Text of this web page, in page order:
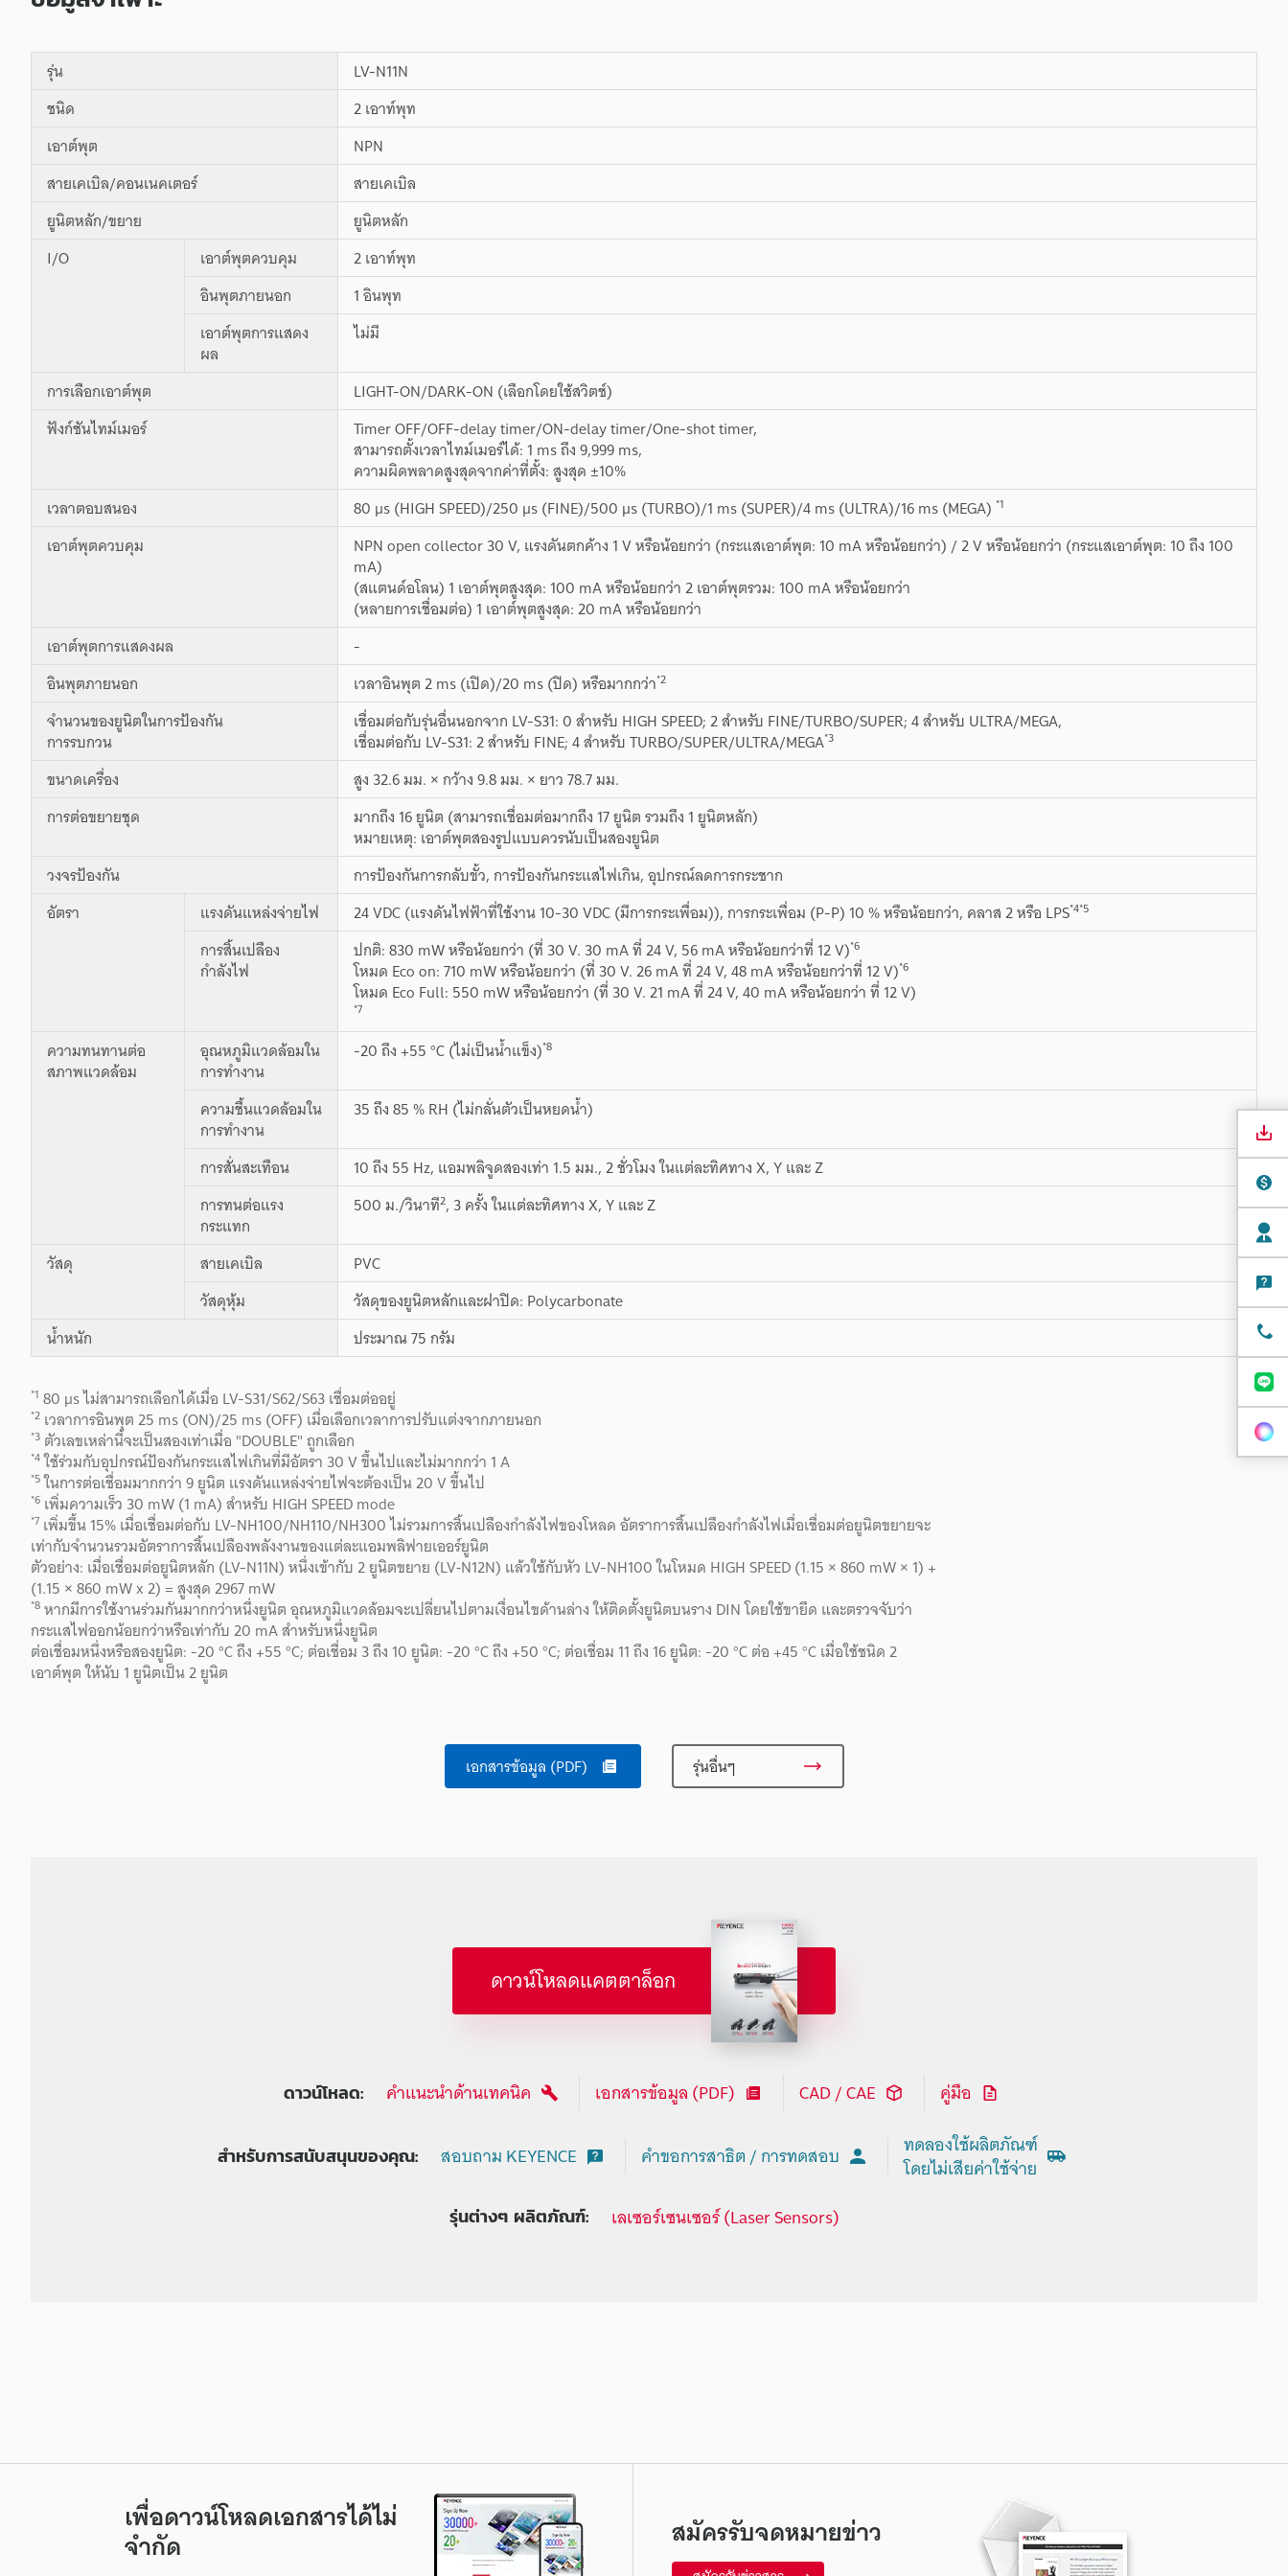
รุ่น
LV-N11N
ชนิด
2 เอาท์พุท
เอาต์พุต
NPN
สายเคเบิล/คอนเนคเตอร์
สายเคเบิล
ยูนิตหลัก/ขยาย
ยูนิตหลัก
I/O
เอาต์พุตควบคุม
2 เอาท์พุท
อินพุตภายนอก
1 อินพุท
เอาต์พุตการแสดง
ผล
ไม่มี
การเลือกเอาต์พุต
LIGHT-ON/DARK-ON (เลือกโดยใช้สวิตช์)
ฟังก์ชันไทม์เมอร์
Timer OFF/OFF-delay timer/ON-delay timer/One-shot timer,
สามารถตั้งเวลาไทม์เมอร์ได้: 1 ms ถึง 9,999 ms,
ความผิดพลาดสูงสุดจากค่าที่ตั้ง: สูงสุด ±10%
เวลาตอบสนอง
80 µs (HIGH SPEED)/250 µs (FINE)/500 µs (TURBO)/1 ms (SUPER)/4 ms (ULTRA)/16 ms (MEGA) *1
เอาต์พุตควบคุม NPN open collector 30 V, แรงดันตกค้าง 1 V หรือน้อยกว่า (กระแสเอาต์พุต: 10 mA หรือน้อยกว่า) / 2 V หรือน้อยกว่า (กระแสเอาต์พุต: 10 ถึง 100
mA)
(สแตนด์อโลน) 1 เอาต์พุตสูงสุด: 100 mA หรือน้อยกว่า 2 เอาต์พุตรวม: 100 mA หรือน้อยกว่า
(หลายการเชื่อมต่อ) 1 เอาต์พุตสูงสุด: 20 mA หรือน้อยกว่า
เอาต์พุตการแสดงผล
-
อินพุตภายนอก
เวลาอินพุต 2 ms (เปิด)/20 ms (ปิด) หรือมากกว่า*2
จำนวนของยูนิตในการป้องกัน
การรบกวน
เชื่อมต่อกับรุ่นอื่นนอกจาก LV-S31: 0 สำหรับ HIGH SPEED; 2 สำหรับ FINE/TURBO/SUPER; 4 สำหรับ ULTRA/MEGA,
เชื่อมต่อกับ LV-S31: 2 สำหรับ FINE; 4 สำหรับ TURBO/SUPER/ULTRA/MEGA*3
ขนาดเครื่อง
สูง 32.6 มม. × กว้าง 9.8 มม. × ยาว 78.7 มม.
การต่อขยายชุด
มากถึง 16 ยูนิต (สามารถเชื่อมต่อมากถึง 17 ยูนิต รวมถึง 1 ยูนิตหลัก)
หมายเหตุ: เอาต์พุตสองรูปแบบควรนับเป็นสองยูนิต
วงจรป้องกัน
การป้องกันการกลับขั้ว, การป้องกันกระแสไฟเกิน, อุปกรณ์ลดการกระชาก
อัตรา
แรงดันแหล่งจ่ายไฟ 24 VDC (แรงดันไฟฟ้าที่ใช้งาน 10-30 VDC (มีการกระเพื่อม)), การกระเพื่อม (P-P) 10 % หรือน้อยกว่า, คลาส 2 หรือ LPS*4*5
การสิ้นเปลือง
กำลังไฟ
ปกติ: 830 mW หรือน้อยกว่า (ที่ 30 V. 30 mA ที่ 24 V, 56 mA หรือน้อยกว่าที่ 12 V)*6
โหมด Eco on: 710 mW หรือน้อยกว่า (ที่ 30 V. 26 mA ที่ 24 V, 48 mA หรือน้อยกว่าที่ 12 V)*6
โหมด Eco Full: 550 mW หรือน้อยกว่า (ที่ 30 V. 21 mA ที่ 24 V, 40 mA หรือน้อยกว่า ที่ 12 V)
*7
ความทนทานต่อ
สภาพแวดล้อม
อุณหภูมิแวดล้อมใน
การทำงาน
-20 ถึง +55 °C (ไม่เป็นน้ำแข็ง)*8
ความชื้นแวดล้อมใน
การทำงาน
35 ถึง 85 % RH (ไม่กลั่นตัวเป็นหยดน้ำ)
การสั่นสะเทือน
10 ถึง 55 Hz, แอมพลิจูดสองเท่า 1.5 มม., 2 ชั่วโมง ในแต่ละทิศทาง X, Y และ Z
การทนต่อแรง
กระแทก
500 ม./วินาที2, 3 ครั้ง ในแต่ละทิศทาง X, Y และ Z
วัสดุ สายเคเบิล
PVC
วัสดุหุ้ม
วัสดุของยูนิตหลักและฝาปิด: Polycarbonate
น้ำหนัก
ประมาณ 75 กรัม
*1 80 µs ไม่สามารถเลือกได้เมื่อ LV-S31/S62/S63 เชื่อมต่ออยู่
*2 เวลาการอินพุต 25 ms (ON)/25 ms (OFF) เมื่อเลือกเวลาการปรับแต่งจากภายนอก
*3 ตัวเลขเหล่านี้จะเป็นสองเท่าเมื่อ "DOUBLE" ถูกเลือก
*4ใช้ร่วมกับอุปกรณ์ป้องกันกระแสไฟเกินที่มีอัตรา 30 V ขึ้นไปและไม่มากกว่า 1 A
*5ในการต่อเชื่อมมากกว่า 9 ยูนิต แรงดันแหล่งจ่ายไฟจะต้องเป็น 20 V ขึ้นไป
*6 เพิ่มความเร็ว 30 mW (1 mA) สำหรับ HIGH SPEED mode
*7 เพิ่มขึ้น 15% เมื่อเชื่อมต่อกับ LV-NH100/NH110/NH300 ไม่รวมการสิ้นเปลืองกำลังไฟของโหลด อัตราการสิ้นเปลืองกำลังไฟเมื่อเชื่อมต่อยูนิตขยายจะ
เท่ากับจำนวนรวมอัตราการสิ้นเปลืองพลังงานของแต่ละแอมพลิฟายเออร์ยูนิต
ตัวอย่าง: เมื่อเชื่อมต่อยูนิตหลัก (LV-N11N) หนึ่งเข้ากับ 2 ยูนิตขยาย (LV‑N12N) แล้วใช้กับหัว LV-NH100 ในโหมด HIGH SPEED (1.15 × 860 mW × 1) +
(1.15 × 860 mW x 2) = สูงสุด 2967 mW
*8หากมีการใช้งานร่วมกันมากกว่าหนึ่งยูนิต อุณหภูมิแวดล้อมจะเปลี่ยนไปตามเงื่อนไขด้านล่าง ให้ติดตั้งยูนิตบนราง DIN โดยใช้ขายึด และตรวจจับว่า
กระแสไฟออกน้อยกว่าหรือเท่ากับ 20 mA สำหรับหนึ่งยูนิต
ต่อเชื่อมหนึ่งหรือสองยูนิต: -20 °C ถึง +55 °C; ต่อเชื่อม 3 ถึง 10 ยูนิต: -20 °C ถึง +50 °C; ต่อเชื่อม 11 ถึง 16 ยูนิต: -20 °C ต่อ +45 °C เมื่อใช้ชนิด 2
เอาต์พุต ให้นับ 1 ยูนิตเป็น 2 ยูนิต
เอกสารข้อมูล (PDF) รุ่นอื่นๆ
ดาวน์โหลดแคตตาล็อก
ดาวน์โหลด: คำแนะนำด้านเทคนิค เอกสารข้อมูล (PDF) CAD / CAE คู่มือ
สำหรับการสนับสนุนของคุณ: สอบถาม KEYENCE คำขอการสาธิต / การทดสอบ
ทดลองใช้ผลิตภัณฑ์
โดยไม่เสียค่าใช้จ่าย
รุ่นต่างๆ ผลิตภัณฑ์: เลเซอร์เซนเซอร์ (Laser Sensors)
เพื่อดาวน์โหลดเอกสารได้ไม่
จำกัด สมัครรับจดหมายข่าว